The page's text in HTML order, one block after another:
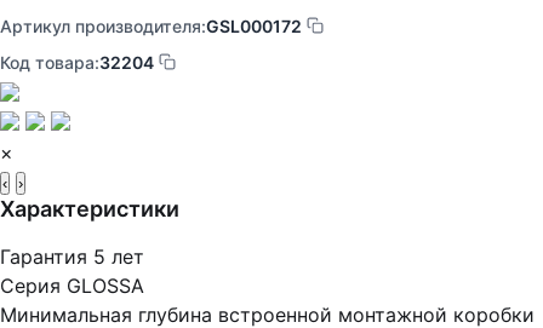
Артикул производителя:GSL000172
Код товара:32204
×
‹ ›
Характеристики
Гарантия 5 лет
Серия GLOSSA
Минимальная глубина встроенной монтажной коробки